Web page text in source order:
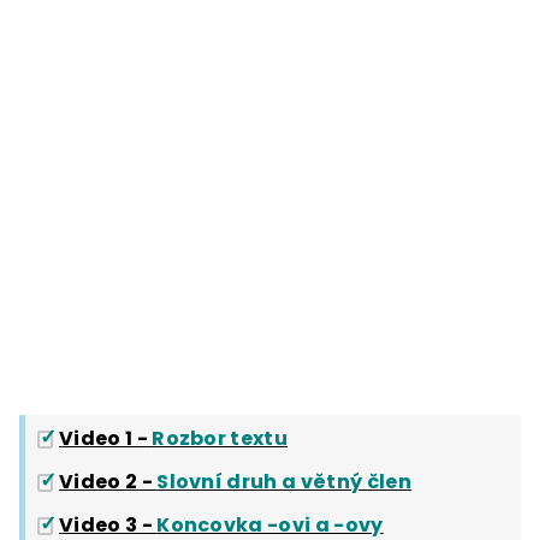
Video 1 - Rozbor textu
Video 2 - Slovní druh a větný člen
Video 3 - Koncovka -ovi a -ovy